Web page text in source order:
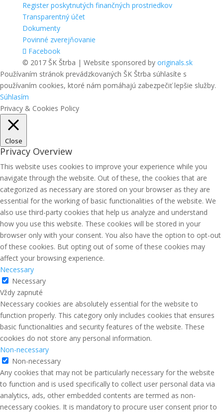
Register poskytnutých finančných prostriedkov
Transparentný účet
Dokumenty
Povinné zverejňovanie
Facebook
© 2017 ŠK Štrba | Website sponsored by originals.sk
Používaním stránok prevádzkovaných ŠK Štrba súhlasíte s
používaním cookies, ktoré nám pomáhajú zabezpečiť lepšie služby.
Súhlasím
Privacy & Cookies Policy
Close
Privacy Overview
This website uses cookies to improve your experience while you
navigate through the website. Out of these, the cookies that are
categorized as necessary are stored on your browser as they are
essential for the working of basic functionalities of the website. We
also use third-party cookies that help us analyze and understand
how you use this website. These cookies will be stored in your
browser only with your consent. You also have the option to opt-out
of these cookies. But opting out of some of these cookies may
affect your browsing experience.
Necessary
Necessary
Vždy zapnuté
Necessary cookies are absolutely essential for the website to
function properly. This category only includes cookies that ensures
basic functionalities and security features of the website. These
cookies do not store any personal information.
Non-necessary
Non-necessary
Any cookies that may not be particularly necessary for the website
to function and is used specifically to collect user personal data via
analytics, ads, other embedded contents are termed as non-
necessary cookies. It is mandatory to procure user consent prior to